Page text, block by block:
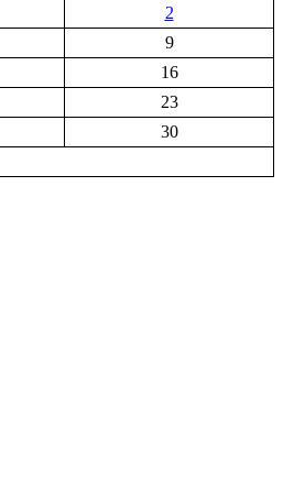
2
9
16
23
30